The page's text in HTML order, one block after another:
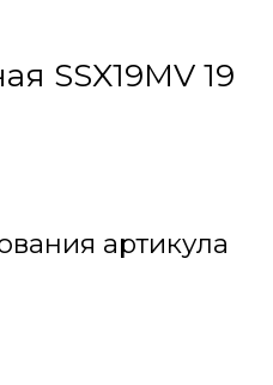
SSX19MV 19
артикула